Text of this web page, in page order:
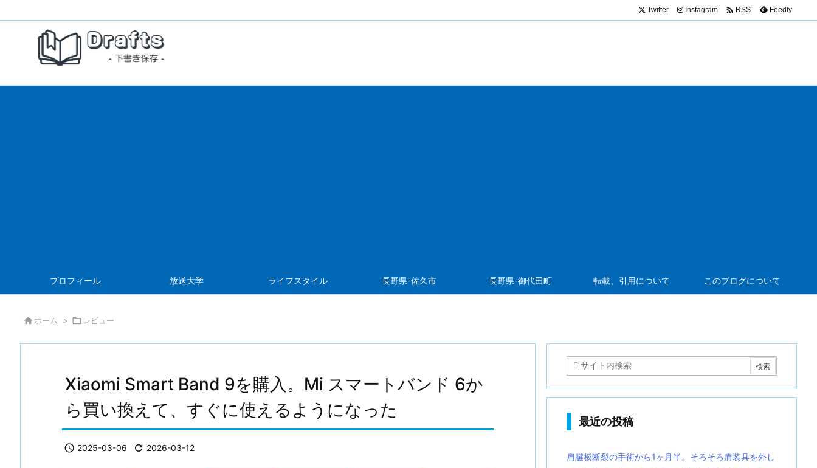
プロフィール 放送大学 ライフスタイル 長野県-佐久市 長野県-御代田町 転載、引用について このブログについて
Twitter Instagram  RSS Feedly
 ホーム >  レビュー
Xiaomi Smart Band 9を購入。Mi スマートバンド 6か
ら買い換えて、すぐに使えるようになった
 2025-03-06  2026-03-12
最近の投稿
肩腱板断裂の手術から1ヶ月半。そろそろ肩装具を外し